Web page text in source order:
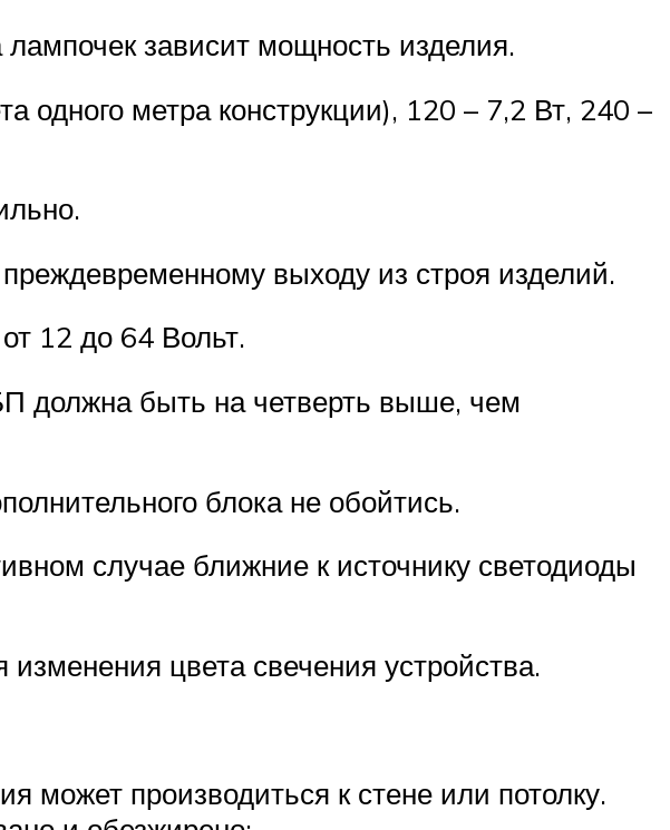
зависит мощность изделия.
одного метра конструкции), 120 – 7,2 Вт, 240 –
выходу из строя изделий.
12 до 64 Вольт.
должна быть на четверть выше, чем
блока не обойтись.
случае ближние к источнику светодиоды
цвета свечения устройства.
может производиться к стене или потолку.